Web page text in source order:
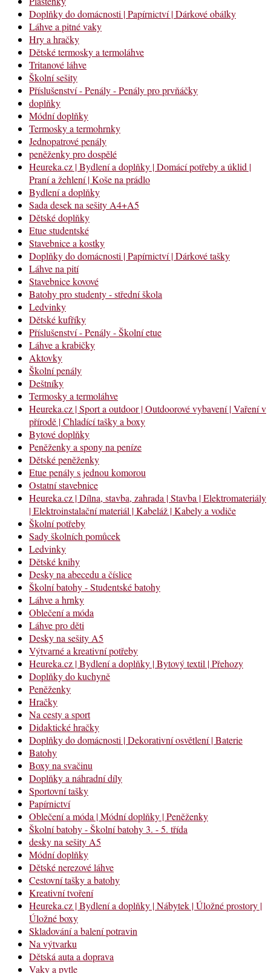
Doplňky do domácnosti | Papírnictví | Dárkové obálky
Láhve a pitné vaky
Hry a hračky
Dětské termosky a termoláhve
Tritanové láhve
Školní sešity
Příslušenství - Penály - Penály pro prvňáčky
doplňky
Módní doplňky
Termosky a termohrnky
Jednopatrové penály
peněženky pro dospělé
Heureka.cz | Bydlení a doplňky | Domácí potřeby a úklid |
Praní a žehlení | Koše na prádlo
Bydlení a doplňky
Sada desek na sešity A4+A5
Dětské doplňky
Etue studentské
Stavebnice a kostky
Doplňky do domácnosti | Papírnictví | Dárkové tašky
Láhve na pití
Stavebnice kovové
Batohy pro studenty - střední škola
Ledvinky
Dětské kufříky
Příslušenství - Penály - Školní etue
Láhve a krabičky
Aktovky
Školní penály
Deštníky
Termosky a termoláhve
Heureka.cz | Sport a outdoor | Outdoorové vybavení | Vaření v
přírodě | Chladící tašky a boxy
Bytové doplňky
Peněženky a spony na peníze
Dětské peněženky
Etue penály s jednou komorou
Ostatní stavebnice
Heureka.cz | Dílna, stavba, zahrada | Stavba | Elektromateriály
| Elektroinstalační materiál | Kabeláž | Kabely a vodiče
Školní potřeby
Sady školních pomůcek
Ledvinky
Dětské knihy
Desky na abecedu a číslice
Školní batohy - Studentské batohy
Láhve a hrnky
Oblečení a móda
Láhve pro děti
Desky na sešity A5
Výtvarné a kreativní potřeby
Heureka.cz | Bydlení a doplňky | Bytový textil | Přehozy
Doplňky do kuchyně
Peněženky
Hračky
Na cesty a sport
Didaktické hračky
Doplňky do domácnosti | Dekorativní osvětlení | Baterie
Batohy
Boxy na svačinu
Doplňky a náhradní díly
Sportovní tašky
Papírnictví
Oblečení a móda | Módní doplňky | Peněženky
Školní batohy - Školní batohy 3. - 5. třída
desky na sešity A5
Módní doplňky
Dětské nerezové láhve
Cestovní tašky a batohy
Kreativní tvoření
Heureka.cz | Bydlení a doplňky | Nábytek | Úložné prostory |
Úložné boxy
Skladování a balení potravin
Na výtvarku
Dětská auta a doprava
Vaky a pytle